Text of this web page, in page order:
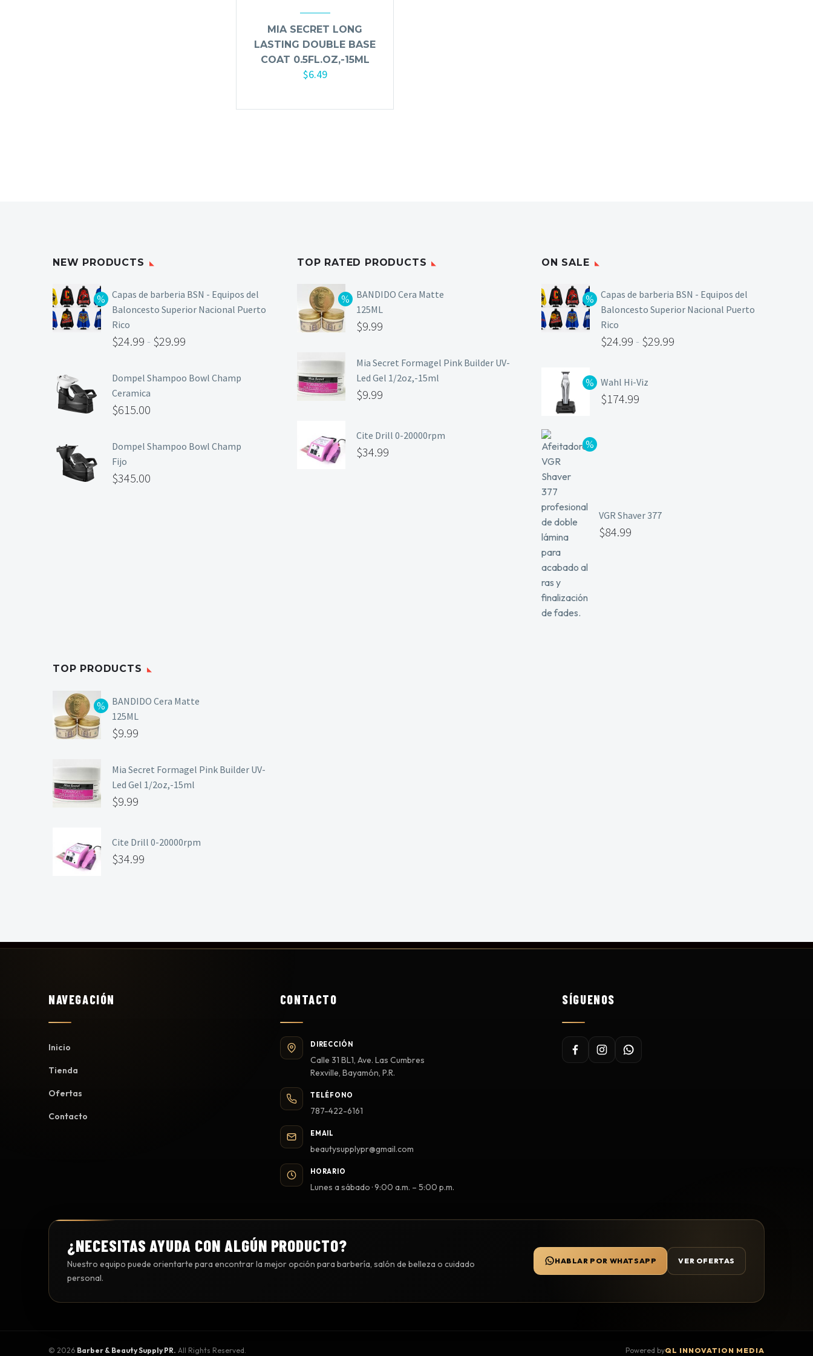
MIA SECRET LONG
LASTING DOUBLE BASE
COAT 0.5FL.OZ,-15ML
$6.49
NEW PRODUCTS
Capas de barberia BSN - Equipos del
Baloncesto Superior Nacional Puerto
Rico
$24.99 - $29.99
Dompel Shampoo Bowl Champ
Ceramica
$615.00
Dompel Shampoo Bowl Champ
Fijo
$345.00
TOP RATED PRODUCTS
BANDIDO Cera Matte
125ML
$9.99
Mia Secret Formagel Pink Builder UV-
Led Gel 1/2oz,-15ml
$9.99
Cite Drill 0-20000rpm
$34.99
ON SALE
Capas de barberia BSN - Equipos del
Baloncesto Superior Nacional Puerto
Rico
$24.99 - $29.99
Wahl Hi-Viz
$174.99
VGR Shaver 377
$84.99
TOP PRODUCTS
BANDIDO Cera Matte
125ML
$9.99
Mia Secret Formagel Pink Builder UV-
Led Gel 1/2oz,-15ml
$9.99
Cite Drill 0-20000rpm
$34.99
NAVEGACIÓN
Inicio
Tienda
Ofertas
Contacto
CONTACTO
DIRECCIÓN
Calle 31 BL1, Ave. Las Cumbres
Rexville, Bayamón, P.R.
TELÉFONO
787-422-6161
EMAIL
beautysupplypr@gmail.com
HORARIO
Lunes a sábado · 9:00 a.m. – 5:00 p.m.
SÍGUENOS
¿NECESITAS AYUDA CON ALGÚN PRODUCTO?
Nuestro equipo puede orientarte para encontrar la mejor opción para barbería, salón de belleza o cuidado
personal.
HABLAR POR WHATSAPP VER OFERTAS
© 2026 Barber & Beauty Supply PR. All Rights Reserved. Powered byQL INNOVATION MEDIA